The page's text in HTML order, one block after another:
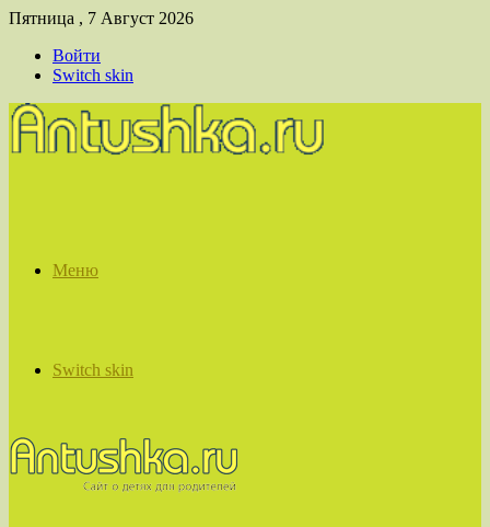
Пятница , 7 Август 2026
Войти
Switch skin
Меню
Switch skin